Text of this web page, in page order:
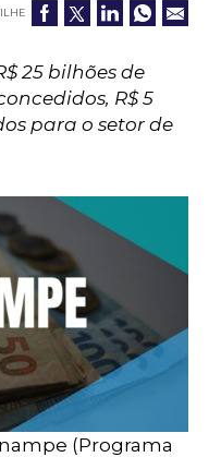
25 bilhões de
R$ 5
para o setor de
(Programa